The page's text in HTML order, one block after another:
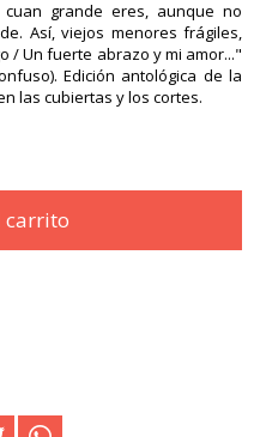
grande eres, aunque no
Así, viejos menores frágiles,
/ Un fuerte abrazo y mi amor..."
Edición antológica de la
las cubiertas y los cortes.
carrito